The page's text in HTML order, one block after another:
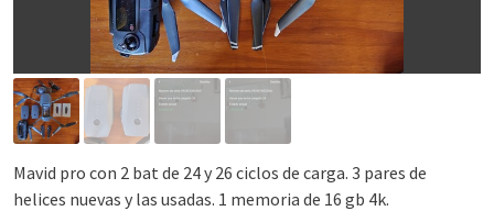
Mavid pro con 2 bat de 24 y 26 ciclos de carga. 3 pares de
helices nuevas y las usadas. 1 memoria de 16 gb 4k.